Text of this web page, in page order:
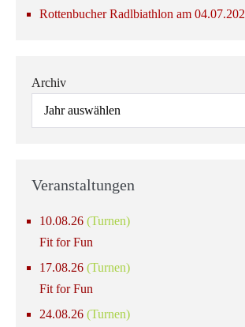
Rottenbucher Radlbiathlon am
Archiv
Veranstaltungen
10.08.26 (Turnen)
Fit for Fun
17.08.26 (Turnen)
Fit for Fun
24.08.26 (Turnen)